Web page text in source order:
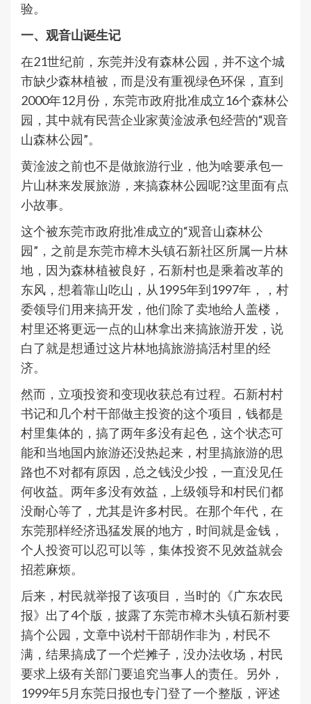
验。
一、观音山诞生记
在21世纪前，东莞并没有森林公园，并不这个城
市缺少森林植被，而是没有重视绿色环保，直到
2000年12月份，东莞市政府批准成立16个森林公
园，其中就有民营企业家黄淦波承包经营的“观音
山森林公园”。
黄淦波之前也不是做旅游行业，他为啥要承包一
片山林来发展旅游，来搞森林公园呢?这里面有点
小故事。
这个被东莞市政府批准成立的“观音山森林公
园”，之前是东莞市樟木头镇石新社区所属一片林
地，因为森林植被良好，石新村也是乘着改革的
东风，想着靠山吃山，从1995年到1997年，，村
委领导们用来搞开发，他们除了卖地给人盖楼，
村里还将更远一点的山林拿出来搞旅游开发，说
白了就是想通过这片林地搞旅游搞活村里的经
济。
然而，立项投资和变现收获总有过程。石新村村
书记和几个村干部做主投资的这个项目，钱都是
村里集体的，搞了两年多没有起色，这个状态可
能和当地国内旅游还没热起来，村里搞旅游的思
路也不对都有原因，总之钱没少投，一直没见任
何收益。两年多没有效益，上级领导和村民们都
没耐心等了，尤其是许多村民。在那个年代，在
东莞那样经济迅猛发展的地方，时间就是金钱，
个人投资可以忍可以等，集体投资不见效益就会
招惹麻烦。
后来，村民就举报了该项目，当时的《广东农民
报》出了4个版，披露了东莞市樟木头镇石新村要
搞个公园，文章中说村干部胡作非为，村民不
满，结果搞成了一个烂摊子，没办法收场，村民
要求上级有关部门要追究当事人的责任。另外，
1999年5月东莞日报也专门登了一个整版，评述